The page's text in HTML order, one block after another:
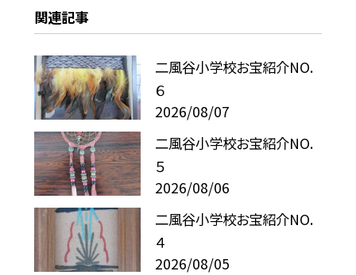
関連記事
二風谷小学校お宝紹介NO.
６
2026/08/07
二風谷小学校お宝紹介NO.
５
2026/08/06
二風谷小学校お宝紹介NO.
４
2026/08/05